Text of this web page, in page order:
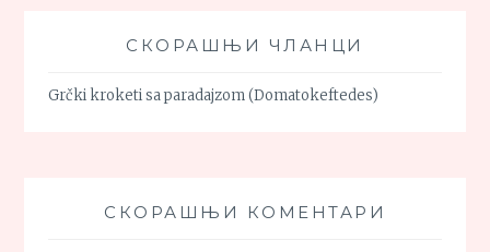
СКОРАШЊИ ЧЛАНЦИ
Grčki kroketi sa paradajzom (Domatokeftedes)
СКОРАШЊИ КОМЕНТАРИ